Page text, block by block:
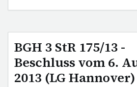
BGH 3 StR 175/13 -
Beschluss vom 6.
2013 (LG Hannover)